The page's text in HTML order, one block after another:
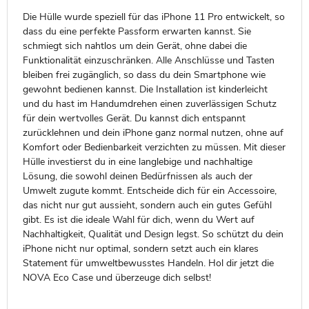
Die Hülle wurde speziell für das iPhone 11 Pro entwickelt, so
dass du eine perfekte Passform erwarten kannst. Sie
schmiegt sich nahtlos um dein Gerät, ohne dabei die
Funktionalität einzuschränken. Alle Anschlüsse und Tasten
bleiben frei zugänglich, so dass du dein Smartphone wie
gewohnt bedienen kannst. Die Installation ist kinderleicht
und du hast im Handumdrehen einen zuverlässigen Schutz
für dein wertvolles Gerät. Du kannst dich entspannt
zurücklehnen und dein iPhone ganz normal nutzen, ohne auf
Komfort oder Bedienbarkeit verzichten zu müssen. Mit dieser
Hülle investierst du in eine langlebige und nachhaltige
Lösung, die sowohl deinen Bedürfnissen als auch der
Umwelt zugute kommt. Entscheide dich für ein Accessoire,
das nicht nur gut aussieht, sondern auch ein gutes Gefühl
gibt. Es ist die ideale Wahl für dich, wenn du Wert auf
Nachhaltigkeit, Qualität und Design legst. So schützt du dein
iPhone nicht nur optimal, sondern setzt auch ein klares
Statement für umweltbewusstes Handeln. Hol dir jetzt die
NOVA Eco Case und überzeuge dich selbst!